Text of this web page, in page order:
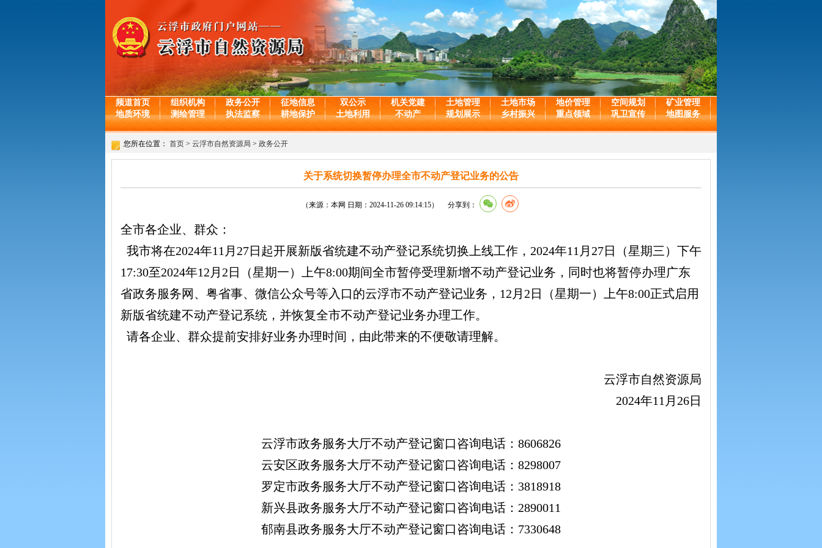
频道首页 组织机构 政务公开 征地信息 双公示 机关党建 土地管理 土地市场 地价管理 空间规划
矿业管理
地质环境
测绘管理 执法监察 耕地保护 土地利用 不动产 规划展示 乡村振兴 重点领域 巩卫宣传 地图服务
您所在位置： 首页 > 云浮市自然资源局 > 政务公开
关于系统切换暂停办理全市不动产登记业务的公告
（来源：本网 日期：2024-11-26 09:14:15） 分享到：
全市各企业、群众：
我市将在2024年11月27日起开展新版省统建不动产登记系统切换上线工作，2024年11月27日（星期三）下午
17:30至2024年12月2日（星期一）上午8:00期间全市暂停受理新增不动产登记业务，同时也将暂停办理广东
省政务服务网、粤省事、微信公众号等入口的云浮市不动产登记业务，12月2日（星期一）上午8:00正式启用
新版省统建不动产登记系统，并恢复全市不动产登记业务办理工作。
请各企业、群众提前安排好业务办理时间，由此带来的不便敬请理解。
云浮市自然资源局
2024年11月26日
云浮市政务服务大厅不动产登记窗口咨询电话：8606826
云安区政务服务大厅不动产登记窗口咨询电话：8298007
罗定市政务服务大厅不动产登记窗口咨询电话：3818918
新兴县政务服务大厅不动产登记窗口咨询电话：2890011
郁南县政务服务大厅不动产登记窗口咨询电话：7330648